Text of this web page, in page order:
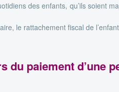
des enfants, qu’ils soient
le rattachement fiscal de
du paiement d’une